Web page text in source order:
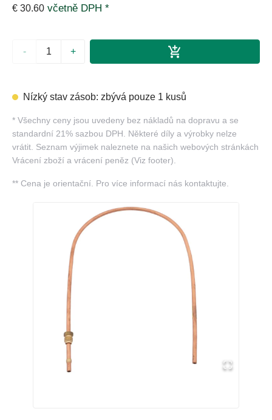
€ 30.60 včetně DPH *
- +
Nízký stav zásob: zbývá pouze 1 kusů
* Všechny ceny jsou uvedeny bez nákladů na dopravu a se
standardní 21% sazbou DPH. Některé díly a výrobky nelze
vrátit. Seznam výjimek naleznete na našich webových stránkách
Vrácení zboží a vrácení peněz (Viz footer).
** Cena je orientační. Pro více informací nás kontaktujte.